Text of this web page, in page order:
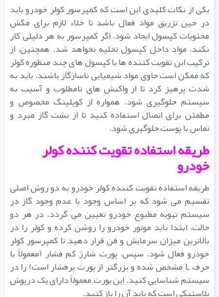
یکی از نکات کلیدی این است که کمپرسور کولر خودرو باید
در حین تزریق مواد فعال باشد تا خلاء لازم برای مکش
محتویات کپسول ایجاد شود. اگر کمپرسور به هر دلیلی کار
نکند، مواد داخل کپسول تخلیه نخواهد شد. همچنین، از
ترکیب این تقویت کننده ها با کپسول های چند منظوره کولر
که ممکن است حاوی مواد شیمیایی ناسازگار باشند، باید به
شدت پرهیز کرد تا از واکنش های نامطلوب و آسیب به
سیستم جلوگیری شود. همواره از کوپلینگ مخصوص و
مطمئن برای اتصال استفاده کنید تا از نشت گاز مبرد و
تماس با پوست جلوگیری شود.
طریقه استفاده تقویت کننده کولر
خودرو
طریقه استفاده تقویت کننده کولر خودرو به دو روش اصلی
تقسیم می شود که بر اساس وجود یا عدم وجود گاز در
سیستم تهویه مطبوع خودرو تعیین می گردد. در هر دو
حالت، ابتدا باید موتور خودرو را روشن کرده و کولر را در
بالاترین میزان سرمایش و فن قرار دهید تا کمپرسور کولر
خودرو فعال شود. سپس، پورت شارژ کم فشار (معمولاً با
حرف L مشخص شده و بزرگتر از پورت پرفشار است) را در
سیستم شناسایی کنید. این پورت معمولاً دارای یک درپوش
پلاستیکی است که باید آن را باز کنید.